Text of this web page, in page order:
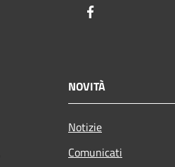
NOVITÀ
Notizie
Comunicati